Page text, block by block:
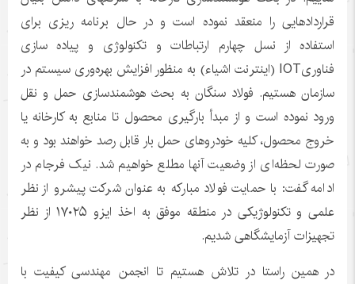
قراردادهایی را منعقد نموده است و در حال برنامه ریزی برای
استفاده از نسل چهارم ارتباطات و تکنولوژی و پیاده سازی
فناوریIOT (اینترنت اشیاء) به منظور افزایش بهره‌وری سیستم در
سازمان هستیم. فولاد سنگان به بحث هوشمندسازی حمل و نقل
ورود نموده است و از مبدأ بارگیری محصول تا منابع به کارخانه یا
خروج محصول، کلیه خودروهای حمل بار قابل رصد خواهند بود و به
صورت لحظه‌ای از وضعیت آنها مطلع خواهیم شد. نیک فرجام در
ادامه گفت: با حمایت فولاد مبارکه به عنوان شرکت پیشرو از نظر
علمی و تکنولوژیکی در منطقه موفق به اخذ ایزو ۱۷۰۲۵ از نظر
تجهیزات آزمایشگاهی شدیم.
در همین راستا در تلاش هستیم تا انجمن مهندسی کیفیت با